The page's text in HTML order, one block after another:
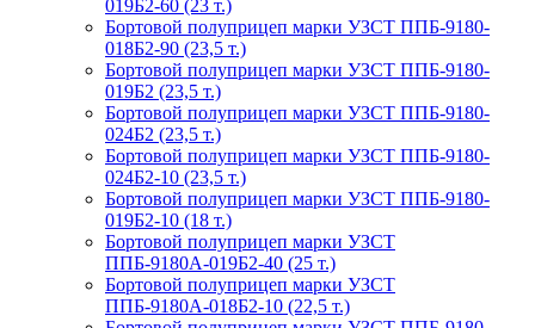
019Б2-60 (23 т.)
Бортовой полуприцеп марки УЗСТ ППБ-9180-
018Б2-90 (23,5 т.)
Бортовой полуприцеп марки УЗСТ ППБ-9180-
019Б2 (23,5 т.)
Бортовой полуприцеп марки УЗСТ ППБ-9180-
024Б2 (23,5 т.)
Бортовой полуприцеп марки УЗСТ ППБ-9180-
024Б2-10 (23,5 т.)
Бортовой полуприцеп марки УЗСТ ППБ-9180-
019Б2-10 (18 т.)
Бортовой полуприцеп марки УЗСТ
ППБ-9180А-019Б2-40 (25 т.)
Бортовой полуприцеп марки УЗСТ
ППБ-9180А-018Б2-10 (22,5 т.)